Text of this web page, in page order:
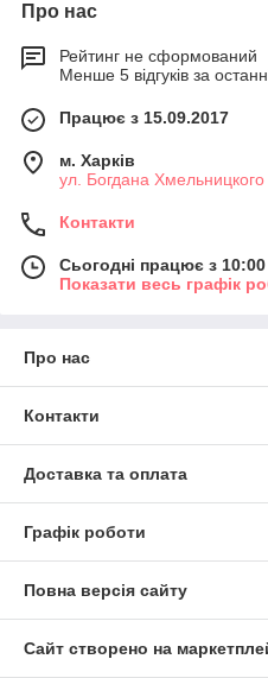
Про нас
Рейтинг не сформований
Менше 5 відгуків за
Працює з 15.09.2017
м. Харків
ул. Богдана Хмельницкого
Контакти
Сьогодні працює з
Показати весь графік
Про нас
Контакти
Доставка та оплата
Графік роботи
Повна версія сайту
Сайт створено на